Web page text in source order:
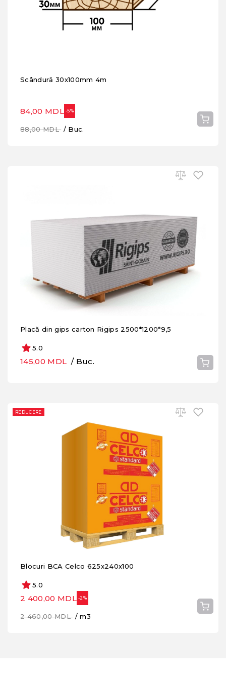
Scândură 30x100mm 4m
84,00 MDL -5%
88,00 MDL/ Buc.
Placă din gips carton Rigips 2500*1200*9,5
5.0
145,00 MDL / Buc.
REDUCERE
Blocuri BCA Celco 625x240x100
5.0
2 400,00 MDL -2%
2 460,00 MDL/ m3